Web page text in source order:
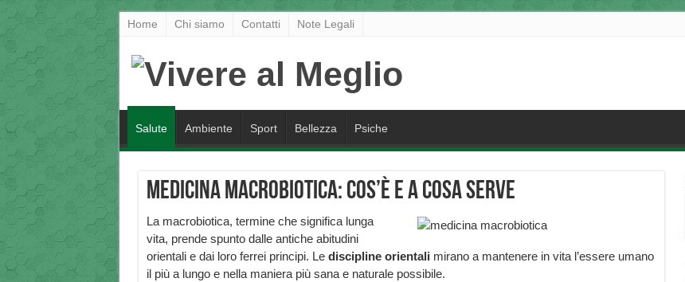
Home Chi siamo Contatti Note Legali
Salute Ambiente Sport Bellezza Psiche
Medicina Macrobiotica: cos’è e a cosa serve
La macrobiotica, termine che significa lunga
vita, prende spunto dalle antiche abitudini
orientali e dai loro ferrei principi. Le discipline orientali mirano a mantenere in vita l’essere umano
il più a lungo e nella maniera più sana e naturale possibile.